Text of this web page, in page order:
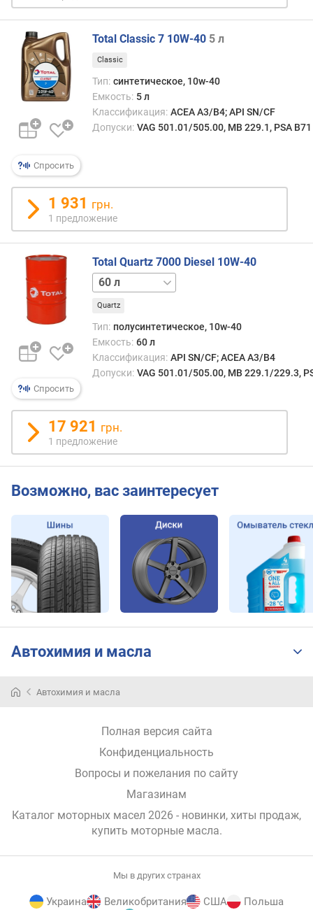
н
и
я
п
о
к
о
л
ч
е
с
т
р
е
д
о
ж
е
и
й
о
б
ъ
е
м
(
)
с
о
т
в
е
т
т
а
J
Спросить
Total Classic 7 10W-40 5 л
Classic
Тип: синтетическое, 10w-40
Емкость: 5 л
Классификация: ACEA A3/B4; API SN/CF
Допуски: VAG 501.01/505.00, MB 229.1, PSA
1 931 грн.
1 предложение
Спросить
Total Quartz 7000 Diesel 10W-40
1 л4 л
Quartz
Тип: полусинтетическое, 10w-40
Емкость: 60 л
Классификация: API SN/CF; ACEA A3/B4
Допуски: VAG 501.01/505.00, MB 229.1/229.3,
17 921 грн.
1 предложение
Возможно, вас заинтересует
Автохимия и масла
Автохимия и масла
Полная версия сайта
Конфиденциальность
Вопросы и пожелания по сайту
Магазинам
Каталог моторных масел 2026 - новинки, хиты продаж,
купить моторные масла.
Мы в других странах
Украина Великобритания США
Польша